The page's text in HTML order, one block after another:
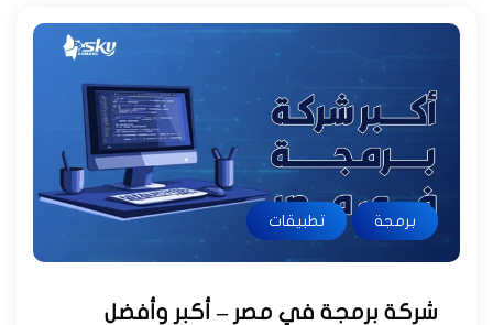
برمجة تطبيقات
شركة برمجة في مصر – أكبر وأفضل